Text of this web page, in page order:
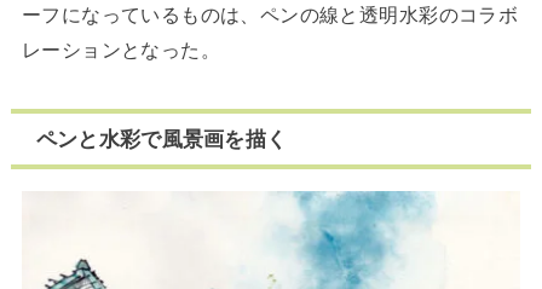
ーフになっているものは、ペンの線と透明水彩のコラボ
レーションとなった。
ペンと水彩で風景画を描く